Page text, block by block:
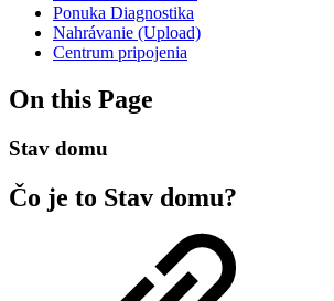
Ponuka Diagnostika
Nahrávanie (Upload)
Centrum pripojenia
On this Page
Stav domu
Čo je to Stav domu?